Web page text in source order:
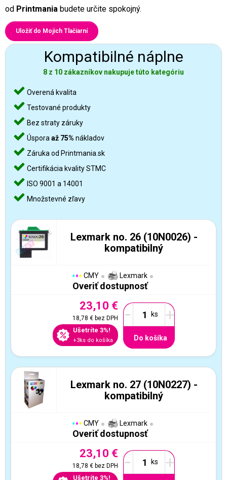
od Printmania budete určite spokojný.
Uložiť do Mojich Tlačiarní
Kompatibilné náplne
8 z 10 zákazníkov nakupuje túto kategóriu
Overená kvalita
Testované produkty
Bez straty záruky
Úspora až 75% nákladov
Záruka od Printmania.sk
Certifikácia kvality STMC
ISO 9001 a 14001
Množstevné zľavy
Lexmark no. 26 (10N0026) -
kompatibilný
CMY Lexmark
Overiť dostupnosť
23,10 €
18,78 €bez DPH
Ušetríte 3%!
+3ks do košíka
- +
Do košíka
Lexmark no. 27 (10N0227) -
kompatibilný
CMY Lexmark
Overiť dostupnosť
23,10 €
18,78 €bez DPH
Ušetríte 3%!
- +